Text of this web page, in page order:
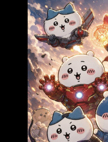
2303 聯電 26,971
7 00403A 主動統
邦電 19,044 9
海 10,228 1